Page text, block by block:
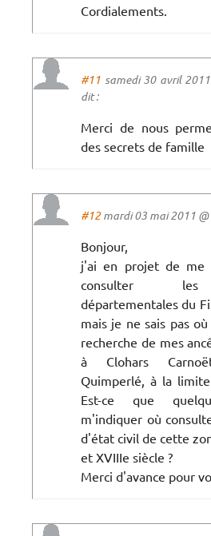
Cordialements.
#11 samedi 30 avril
dit :
Merci de nous
des secrets de famille
#12mardi 03 mai 2011 @
Bonjour,
j'ai en projet de me
consulter les
départementales du
mais je ne sais pas
recherche de mes
à Clohars
Quimperlé, à la
Est-ce que
m'indiquer où
d'état civil de cette
et XVIIIe siècle ?
Merci d'avance pour